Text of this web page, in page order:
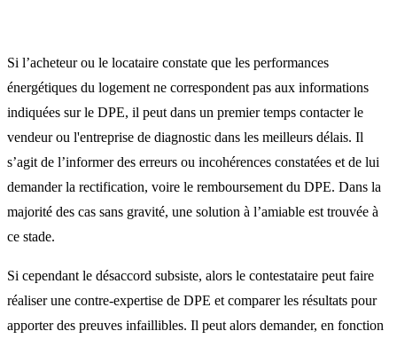
Si l’acheteur ou le locataire constate que les performances
énergétiques du logement ne correspondent pas aux informations
indiquées sur le DPE, il peut dans un premier temps contacter le
vendeur ou l'entreprise de diagnostic dans les meilleurs délais. Il
s’agit de l’informer des erreurs ou incohérences constatées et de lui
demander la rectification, voire le remboursement du DPE. Dans la
majorité des cas sans gravité, une solution à l’amiable est trouvée à
ce stade.
Si cependant le désaccord subsiste, alors le contestataire peut faire
réaliser une contre-expertise de DPE et comparer les résultats pour
apporter des preuves infaillibles. Il peut alors demander, en fonction